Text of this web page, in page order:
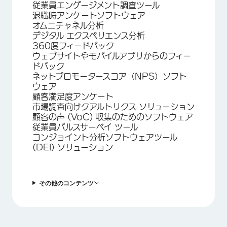
従業員エンゲージメント調査ツール
退職時アンケートソフトウェア
オムニチャネル分析
デジタル エクスペリエンス分析
360度フィードバック
ウェブサイトやモバイルアプリからのフィー
ドバック
ネットプロモータースコア（NPS）ソフト
ウェア
顧客満足度アンケート
市場調査向けクアルトリクス ソリューション
顧客の声 (VoC) 収集のためのソフトウェア
従業員パルスサーベイ ツール
コンジョイント分析ソフトウェアツール
(DEI) ソリューション
その他のコンテンツ